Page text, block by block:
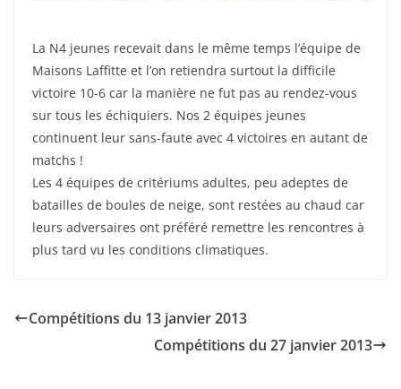
La N4 jeunes recevait dans le même temps l’équipe de
Maisons Laffitte et l’on retiendra surtout la difficile
victoire 10-6 car la manière ne fut pas au rendez-vous
sur tous les échiquiers. Nos 2 équipes jeunes
continuent leur sans-faute avec 4 victoires en autant de
matchs !
Les 4 équipes de critériums adultes, peu adeptes de
batailles de boules de neige, sont restées au chaud car
leurs adversaires ont préféré remettre les rencontres à
plus tard vu les conditions climatiques.
Compétitions du 13 janvier 2013
Compétitions du 27 janvier 2013